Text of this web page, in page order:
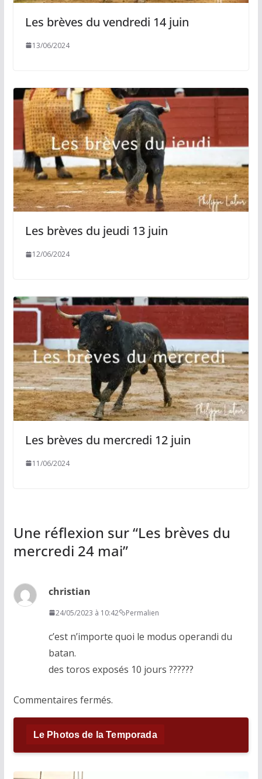
Les brèves du vendredi 14 juin
13/06/2024
Les brèves du jeudi 13 juin
12/06/2024
Les brèves du mercredi 12 juin
11/06/2024
Une réflexion sur “Les brèves du
mercredi 24 mai”
christian
24/05/2023 à 10:42 Permalien
c’est n’importe quoi le modus operandi du
batan.
des toros exposés 10 jours ??????
Commentaires fermés.
Le Photos de la Temporada